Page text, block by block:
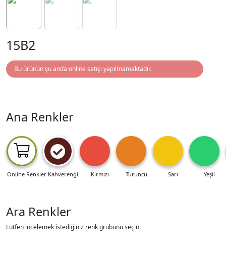
15B2
Bu ürünün şu anda online satışı yapılmamaktadır.
Ana Renkler
Online Renkler Kahverengi Kırmızı Turuncu Sarı Yeşil
Ara Renkler
Lütfen incelemek istediğiniz renk grubunu seçin.